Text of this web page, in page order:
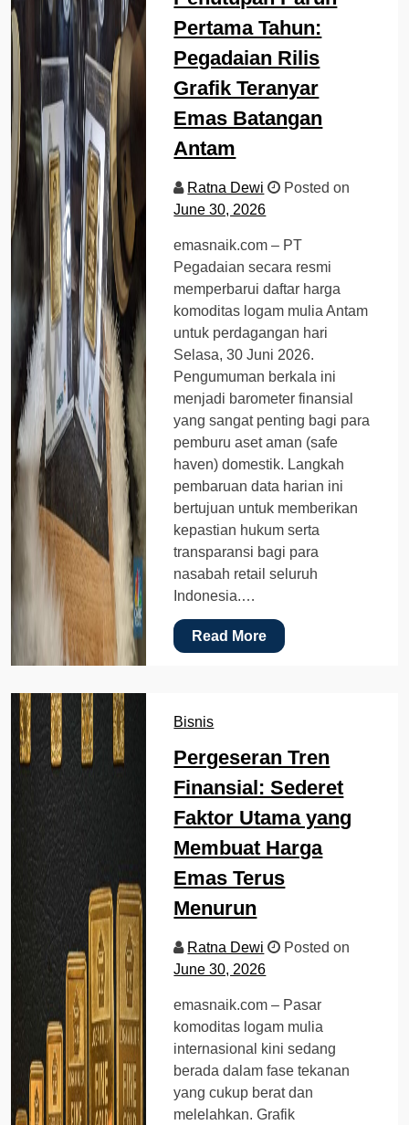
Pertama Tahun:
Pegadaian Rilis
Grafik Teranyar
Emas Batangan
Antam
Ratna Dewi
Posted on
June 30, 2026
emasnaik.com – PT
Pegadaian secara resmi
memperbarui daftar harga
komoditas logam mulia Antam
untuk perdagangan hari
Selasa, 30 Juni 2026.
Pengumuman berkala ini
menjadi barometer finansial
yang sangat penting bagi para
pemburu aset aman (safe
haven) domestik. Langkah
pembaruan data harian ini
bertujuan untuk memberikan
kepastian hukum serta
transparansi bagi para
nasabah retail seluruh
Indonesia.…
Read More
Bisnis
Pergeseran Tren
Finansial: Sederet
Faktor Utama yang
Membuat Harga
Emas Terus
Menurun
Ratna Dewi
Posted on
June 30, 2026
emasnaik.com – Pasar
komoditas logam mulia
internasional kini sedang
berada dalam fase tekanan
yang cukup berat dan
melelahkan. Grafik